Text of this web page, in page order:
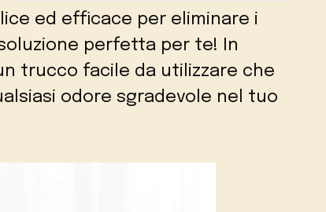
ed efficace per eliminare i
perfetta per te! In
trucco facile da utilizzare che
odore sgradevole nel tuo